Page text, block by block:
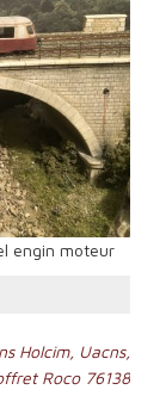
engin moteur
Holcim, Uacns,
Roco 76138